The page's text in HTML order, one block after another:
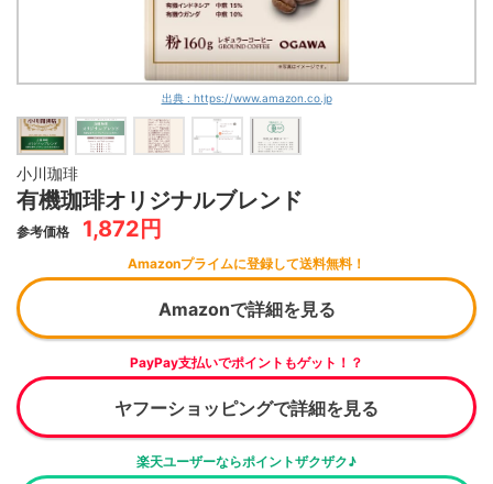
出典 : https://www.amazon.co.jp
小川珈琲
有機珈琲オリジナルブレンド
参考価格 1,872円
Amazonプライムに登録して送料無料！
Amazonで詳細を見る
PayPay支払いでポイントもゲット！？
ヤフーショッピングで詳細を見る
楽天ユーザーならポイントザクザク♪